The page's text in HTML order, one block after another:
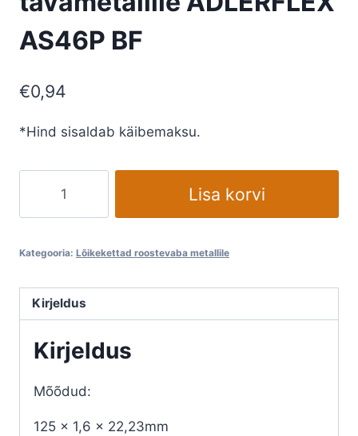
AS46P BF
€0,94
*Hind sisaldab käibemaksu.
roostevaba
ja
AS46P
BF
Lisa korvi
Kategooria: Lõikekettad roostevaba metallile
Kirjeldus
Kirjeldus
Mõõdud:
125 x 1,6 x 22,23mm